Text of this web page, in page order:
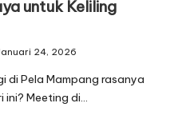
untuk Keliling
24, 2026
di Pela Mampang rasanya
ini? Meeting di…